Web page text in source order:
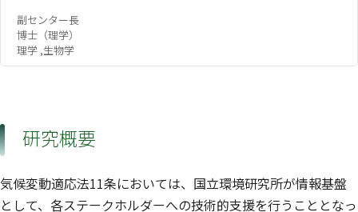
副センター長
博士（理学）
理学 ,生物学
研究概要
気候変動適応法11条においては、国立環境研究所が情報基盤
として、各ステークホルダーへの技術的支援を行うこととなっ